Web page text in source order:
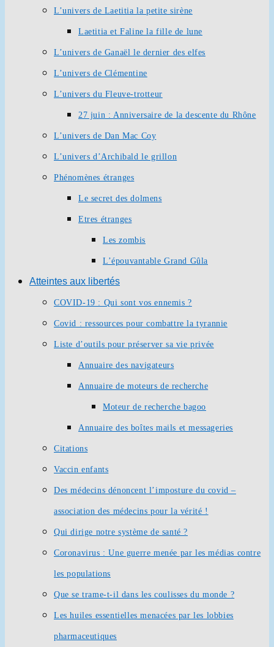
L’univers de Laetitia la petite sirène
Laetitia et Faline la fille de lune
L’univers de Ganaël le dernier des elfes
L’univers de Clémentine
L’univers du Fleuve-trotteur
27 juin : Anniversaire de la descente du Rhône
L’univers de Dan Mac Coy
L’univers d’Archibald le grillon
Phénomènes étranges
Le secret des dolmens
Etres étranges
Les zombis
L’épouvantable Grand Gûla
Atteintes aux libertés
COVID-19 : Qui sont vos ennemis ?
Covid : ressources pour combattre la tyrannie
Liste d’outils pour préserver sa vie privée
Annuaire des navigateurs
Annuaire de moteurs de recherche
Moteur de recherche bagoo
Annuaire des boîtes mails et messageries
Citations
Vaccin enfants
Des médecins dénoncent l’imposture du covid –
association des médecins pour la vérité !
Qui dirige notre système de santé ?
Coronavirus : Une guerre menée par les médias contre
les populations
Que se trame-t-il dans les coulisses du monde ?
Les huiles essentielles menacées par les lobbies
pharmaceutiques